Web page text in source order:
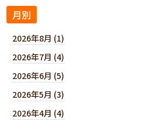
月別
2026年8月 (1)
2026年7月 (4)
2026年6月 (5)
2026年5月 (3)
2026年4月 (4)